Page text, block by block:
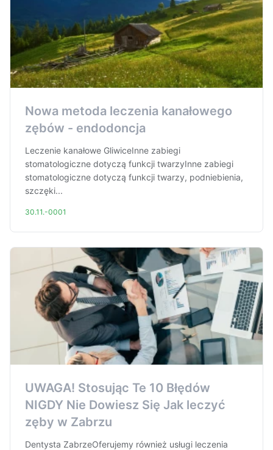
Nowa metoda leczenia kanałowego
zębów - endodoncja
Leczenie kanałowe GliwiceInne zabiegi
stomatologiczne dotyczą funkcji twarzyInne zabiegi
stomatologiczne dotyczą funkcji twarzy, podniebienia,
szczęki...
30.11.-0001
UWAGA! Stosując Te 10 Błędów
NIGDY Nie Dowiesz Się Jak leczyć
zęby w Zabrzu
Dentysta ZabrzeOferujemy również usługi leczenia